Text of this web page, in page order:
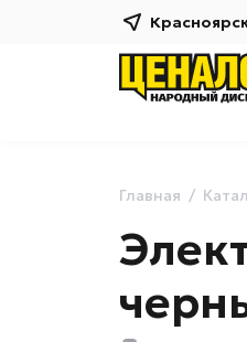
Главная